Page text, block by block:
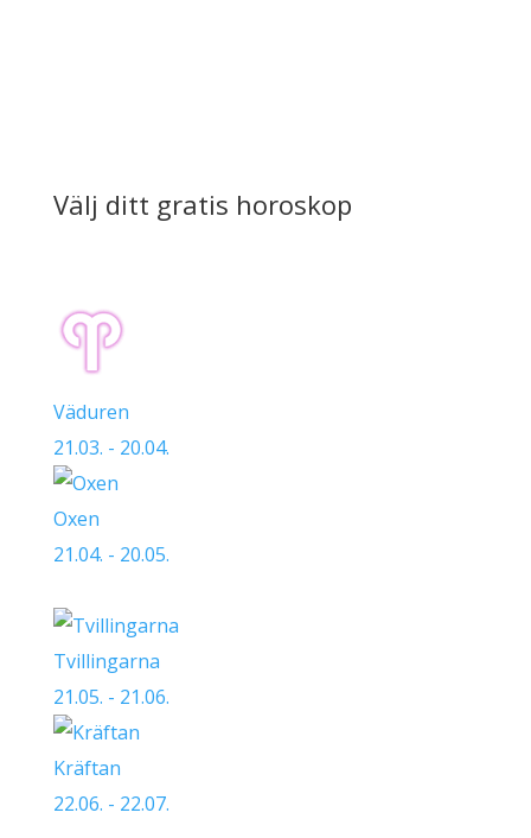
Välj ditt gratis horoskop
Väduren
21.03. - 20.04.
Oxen
21.04. - 20.05.
Tvillingarna
21.05. - 21.06.
Kräftan
22.06. - 22.07.